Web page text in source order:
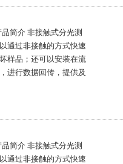
简介 非接触式分光测
通过非接触的方式快速
样品；还可以安装在流
进行数据回传，提供及
简介 非接触式分光测
通过非接触的方式快速